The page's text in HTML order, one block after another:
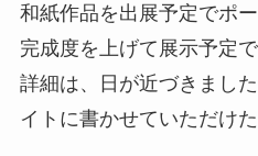
和紙作品を出展予定でポ
完成度を上げて展示予定
詳細は、日が近づきまし
イトに書かせていただけ